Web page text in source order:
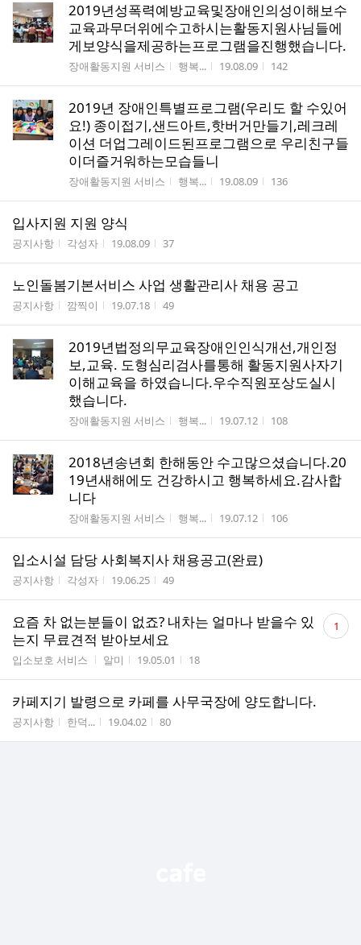
2019년성폭력예방교육및장애인의성이해보수
교육과무더위에수고하시는활동지원사님들에
게보양식을제공하는프로그램을진행했습니다.
게시판명
장애활동지원 서비스 작성자
행복... 작성시간
19.08.09 조회수
142
2019년 장애인특별프로그램(우리도 할 수있어
요!) 종이접기,샌드아트,핫버거만들기,레크레
이션 더업그레이드된프로그램으로 우리친구들
이더즐거워하는모습들니
게시판명
장애활동지원 서비스 작성자
행복... 작성시간
19.08.09 조회수
136
입사지원 지원 양식
게시판명
공지사항 작성자
각성자 작성시간
19.08.09 조회수
37
노인돌봄기본서비스 사업 생활관리사 채용 공고
게시판명
공지사항 작성자
깜찍이 작성시간
19.07.18 조회수
49
2019년법정의무교육장애인인식개선,개인정
보,교육. 도형심리검사를통해 활동지원사자기
이해교육을 하였습니다.우수직원포상도실시
했습니다.
게시판명
장애활동지원 서비스 작성자
행복... 작성시간
19.07.12 조회수
108
2018년송년회 한해동안 수고많으셨습니다.20
19년새해에도 건강하시고 행복하세요.감사합
니다
게시판명
장애활동지원 서비스 작성자
행복... 작성시간
19.07.12 조회수
106
입소시설 담당 사회복지사 채용공고(완료)
게시판명
공지사항 작성자
각성자 작성시간
19.06.25 조회수
49
요즘 차 없는분들이 없죠? 내차는 얼마나 받을수 있
는지 무료견적 받아보세요
게시판명
입소보호 서비스 작성자
알미 작성시간
19.05.01 조회수
18
댓
글 1
카페지기 발령으로 카페를 사무국장에 양도합니다.
게시판명
공지사항 작성자
한덕... 작성시간
19.04.02 조회수
80